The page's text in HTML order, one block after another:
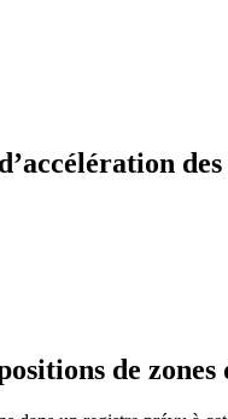
de